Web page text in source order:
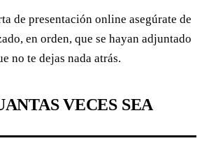
de presentación online asegúrate de
en orden, que se hayan adjuntado
no te dejas nada atrás.
VECES SEA